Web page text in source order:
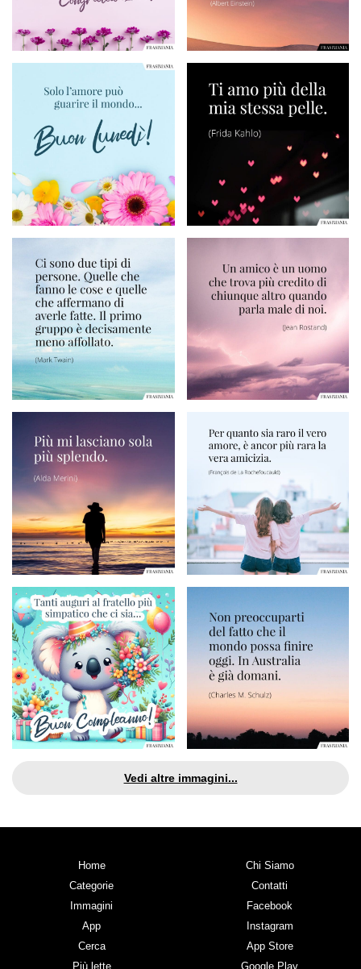
Vedi altre immagini...
Home
Categorie
Immagini
App
Cerca
Più lette
Chi Siamo
Contatti
Facebook
Instagram
App Store
Google Play